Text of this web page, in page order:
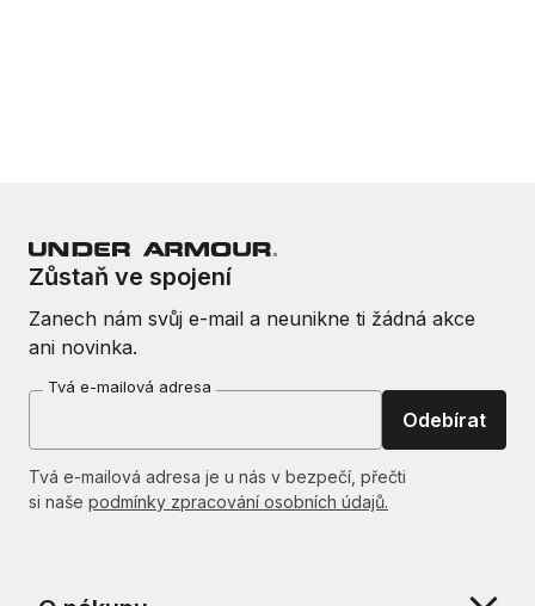
Zůstaň ve spojení
Zanech nám svůj e-mail a neunikne ti žádná akce
ani novinka.
Tvá e-mailová adresa
Odebírat
Tvá e-mailová adresa je u nás v bezpečí, přečti
si naše podmínky zpracování osobních údajů.